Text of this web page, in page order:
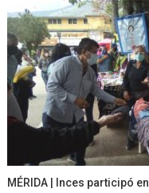
MÉRIDA | Inces participó